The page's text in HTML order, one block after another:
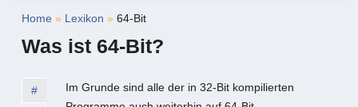
Home » Lexikon »64-Bit
Was ist 64-Bit?
#
Im Grunde sind alle der in 32-Bit kompilierten